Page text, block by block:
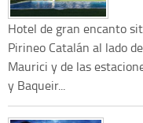
Hotel de gran encanto
Pirineo Catalán al lado
Maurici y de las
y Baqueir...